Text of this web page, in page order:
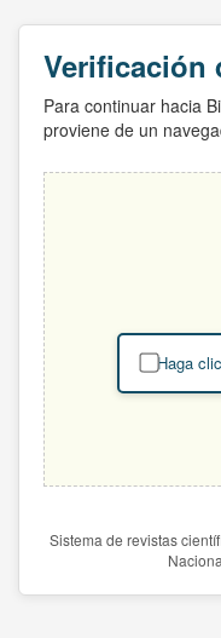
Verificación
Para continuar hacia
proviene de un
Haga
Sistema de revistas